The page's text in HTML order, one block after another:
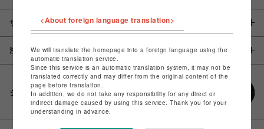
サイズ
注意事項
シェアする
<About foreign language translation>
We will translate the homepage into a foreign language using the
automatic translation service.
Since this service is an automatic translation system, it may not be
translated correctly and may differ from the original content of the
page before translation.
In addition, we do not take any responsibility for any direct or
indirect damage caused by using this service. Thank you for your
understanding in advance.